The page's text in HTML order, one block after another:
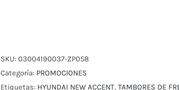
SKU: 03004190037-ZP058
Categoría: PROMOCIONES
Etiquetas: HYUNDAI NEW ACCENT, TAMBORES DE